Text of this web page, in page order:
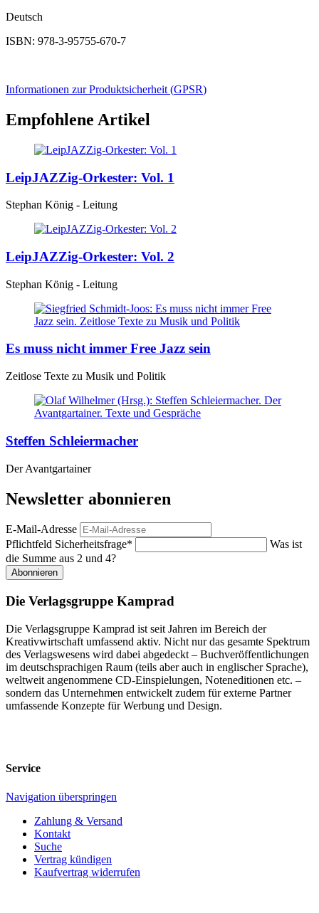
Deutsch
ISBN: 978-3-95755-670-7
Informationen zur Produktsicherheit (GPSR)
Empfohlene Artikel
LeipJAZZig-Orkester: Vol. 1
Stephan König - Leitung
LeipJAZZig-Orkester: Vol. 2
Stephan König - Leitung
Es muss nicht immer Free Jazz sein
Zeitlose Texte zu Musik und Politik
Steffen Schleiermacher
Der Avantgartainer
Newsletter abonnieren
E-Mail-Adresse
Pflichtfeld Sicherheitsfrage*
Was ist
die Summe aus 2 und 4?
Abonnieren
Die Verlagsgruppe Kamprad
Die Verlagsgruppe Kamprad ist seit Jahren im Bereich der
Kreativwirtschaft umfassend aktiv. Nicht nur das gesamte Spektrum
des Verlagswesens wird dabei abgedeckt – Buchveröffentlichungen
im deutschsprachigen Raum (teils aber auch in englischer Sprache),
weltweit angenommene CD-Einspielungen, Noteneditionen etc. –
sondern das Unternehmen entwickelt zudem für externe Partner
umfassende Konzepte für Werbung und Design.
Service
Navigation überspringen
Zahlung & Versand
Kontakt
Suche
Vertrag kündigen
Kaufvertrag widerrufen